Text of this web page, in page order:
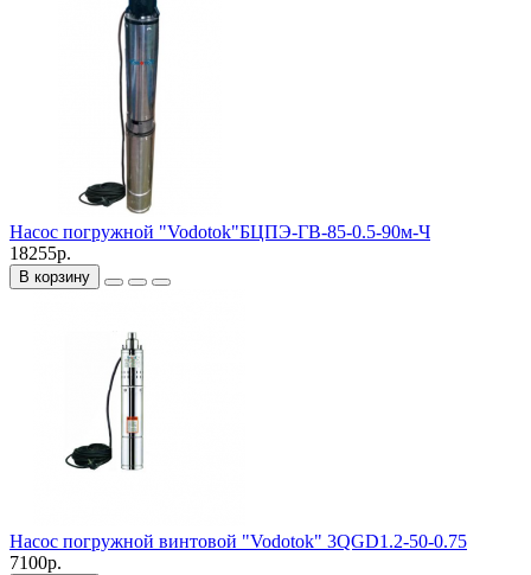
Насос погружной "Vodotok"БЦПЭ-ГВ-85-0.5-90м-Ч
18255р.
В корзину
Насос погружной винтовой "Vodotok" 3QGD1.2-50-0.75
7100р.